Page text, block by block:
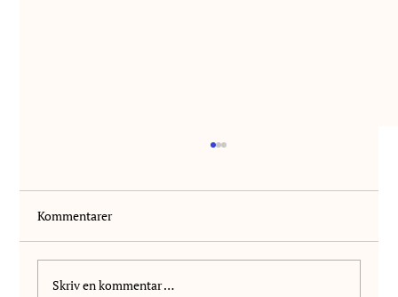
Velkommen Kanutte!
Kommentarer
Skriv en kommentar …